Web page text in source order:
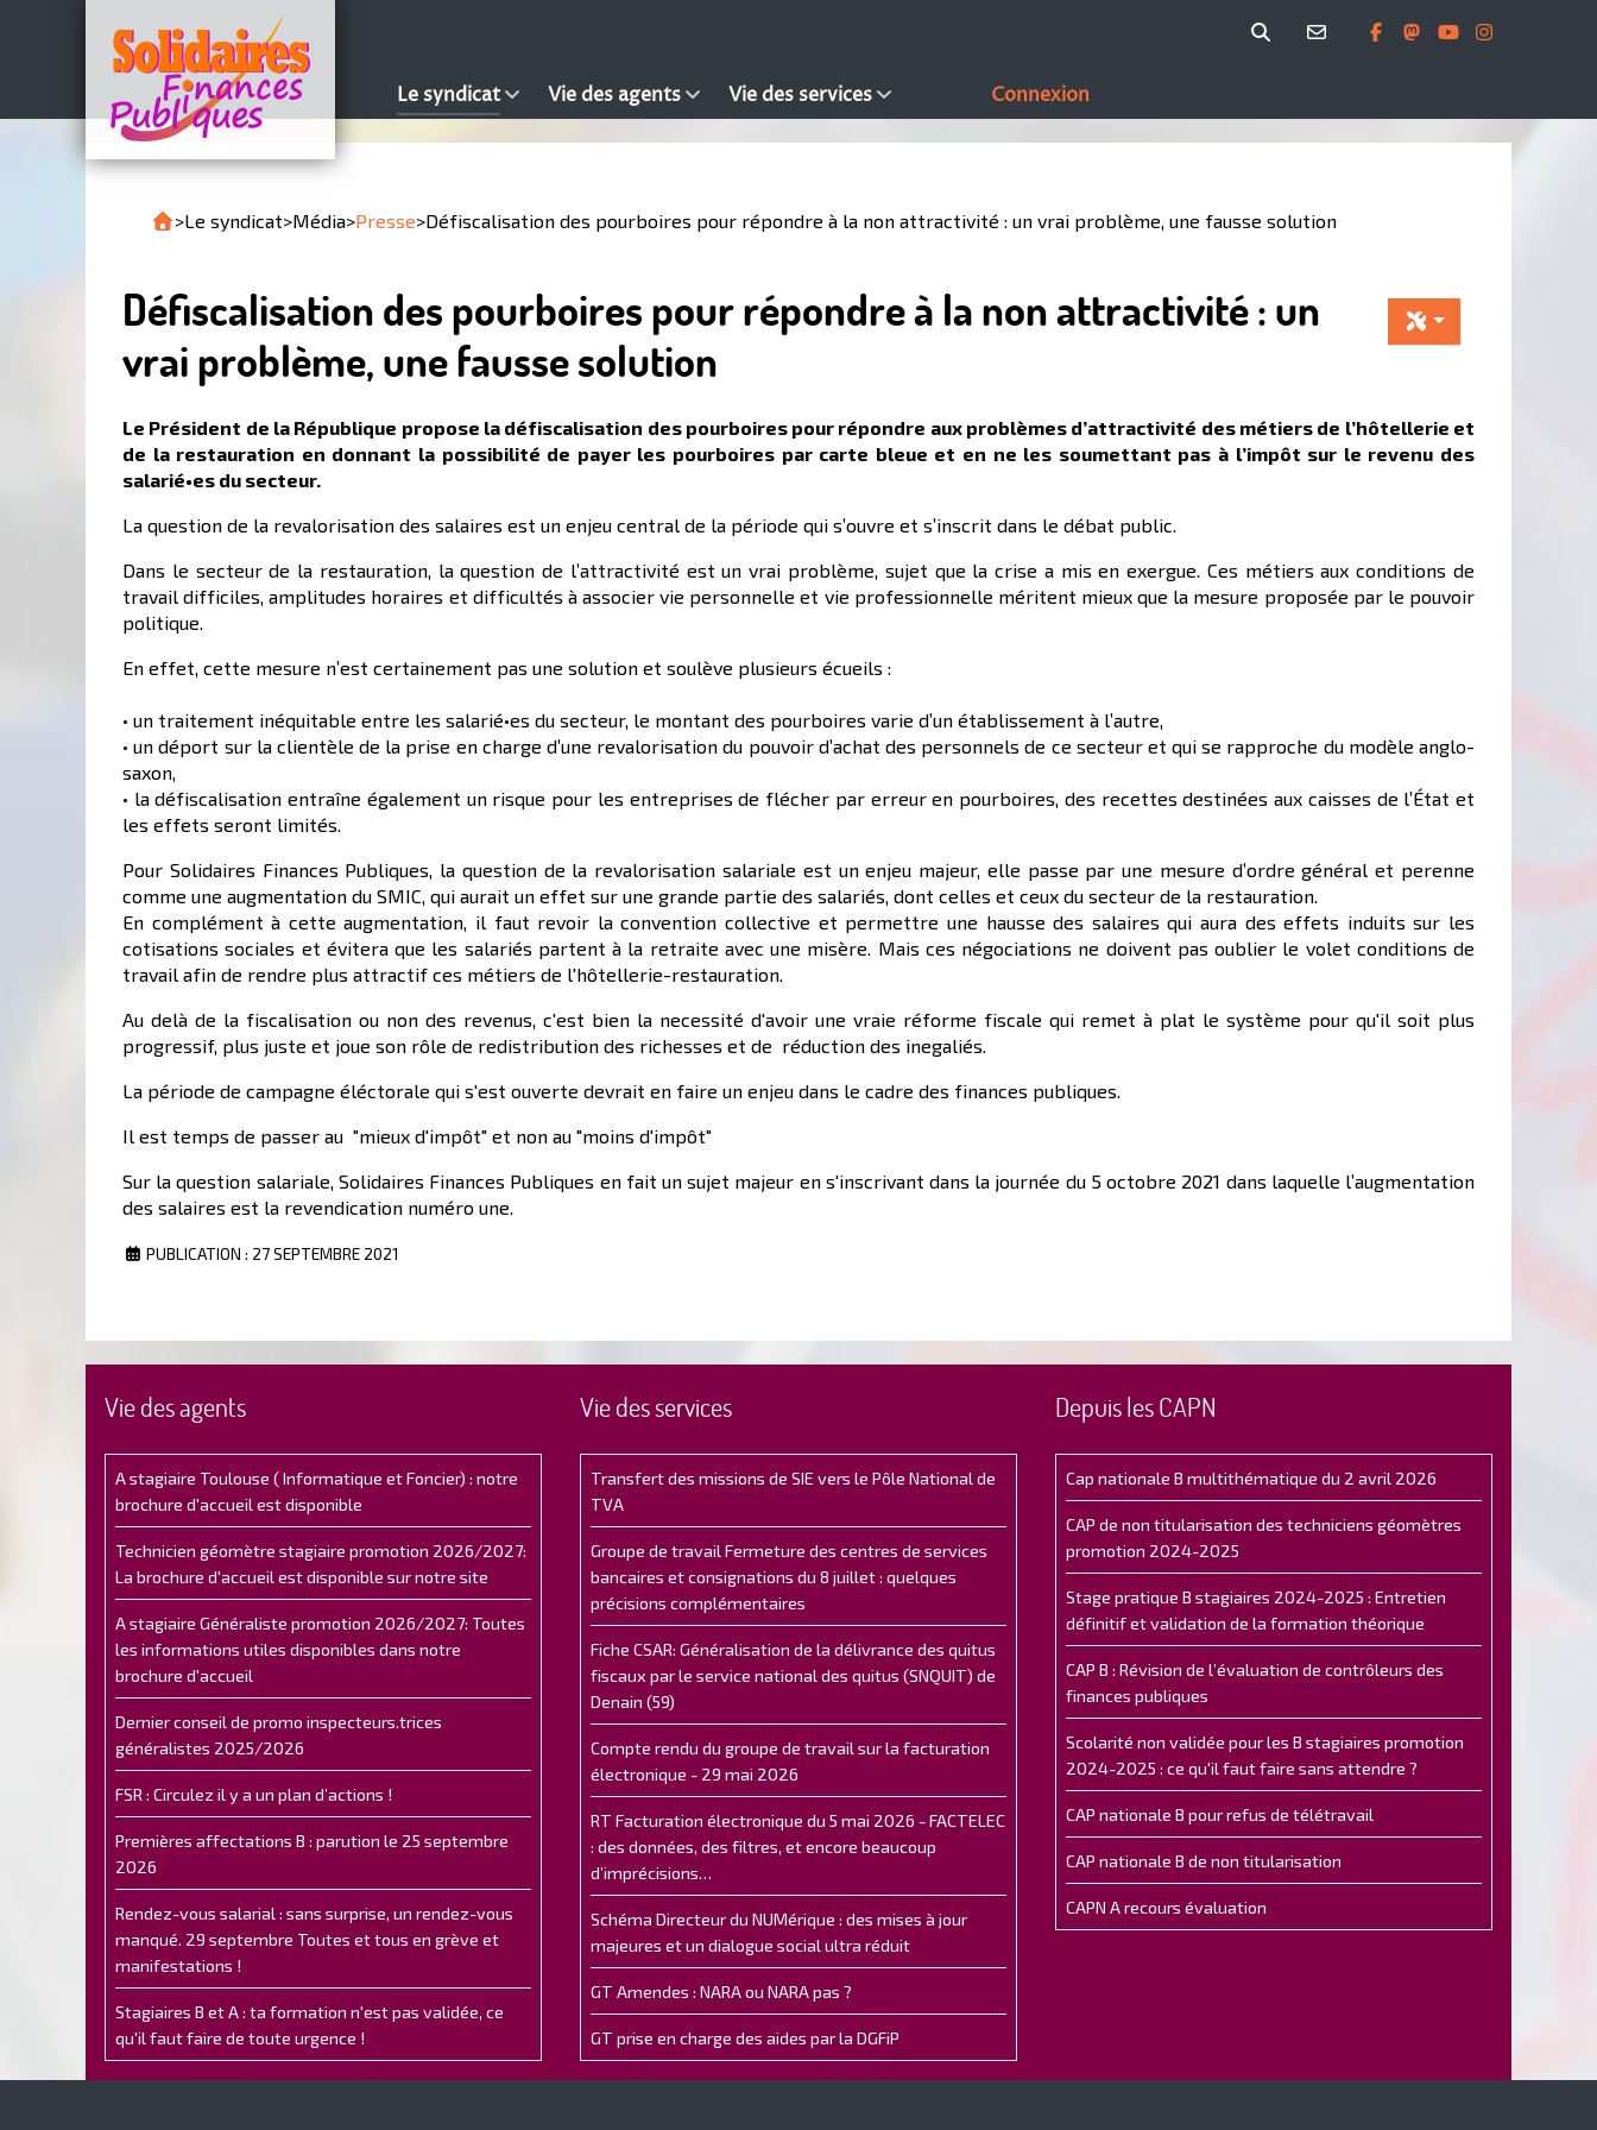
Le syndicat Vie des agents Vie des services Connexion
>Le syndicat>Média>Presse>Défiscalisation des pourboires pour répondre à la non attractivité : un vrai problème, une fausse solution
Défiscalisation des pourboires pour répondre à la non attractivité : un
vrai problème, une fausse solution
Le Président de la République propose la défiscalisation des pourboires pour répondre aux problèmes d’attractivité des métiers de l’hôtellerie et
de la restauration en donnant la possibilité de payer les pourboires par carte bleue et en ne les soumettant pas à l’impôt sur le revenu des
salarié•es du secteur.
La question de la revalorisation des salaires est un enjeu central de la période qui s’ouvre et s’inscrit dans le débat public.
Dans le secteur de la restauration, la question de l’attractivité est un vrai problème, sujet que la crise a mis en exergue. Ces métiers aux conditions de
travail difficiles, amplitudes horaires et difficultés à associer vie personnelle et vie professionnelle méritent mieux que la mesure proposée par le pouvoir
politique.
En effet, cette mesure n’est certainement pas une solution et soulève plusieurs écueils :
• un traitement inéquitable entre les salarié•es du secteur, le montant des pourboires varie d’un établissement à l’autre,
• un déport sur la clientèle de la prise en charge d’une revalorisation du pouvoir d’achat des personnels de ce secteur et qui se rapproche du modèle anglo-
saxon,
• la défiscalisation entraîne également un risque pour les entreprises de flécher par erreur en pourboires, des recettes destinées aux caisses de l’État et
les effets seront limités.
Pour Solidaires Finances Publiques, la question de la revalorisation salariale est un enjeu majeur, elle passe par une mesure d’ordre général et perenne
comme une augmentation du SMIC, qui aurait un effet sur une grande partie des salariés, dont celles et ceux du secteur de la restauration.
En complément à cette augmentation, il faut revoir la convention collective et permettre une hausse des salaires qui aura des effets induits sur les
cotisations sociales et évitera que les salariés partent à la retraite avec une misère. Mais ces négociations ne doivent pas oublier le volet conditions de
travail afin de rendre plus attractif ces métiers de l'hôtellerie-restauration.
Au delà de la fiscalisation ou non des revenus, c'est bien la necessité d'avoir une vraie réforme fiscale qui remet à plat le système pour qu'il soit plus
progressif, plus juste et joue son rôle de redistribution des richesses et de réduction des inegaliés.
La période de campagne éléctorale qui s'est ouverte devrait en faire un enjeu dans le cadre des finances publiques.
Il est temps de passer au "mieux d'impôt" et non au "moins d'impôt"
Sur la question salariale, Solidaires Finances Publiques en fait un sujet majeur en s'inscrivant dans la journée du 5 octobre 2021 dans laquelle l’augmentation
des salaires est la revendication numéro une.
PUBLICATION : 27 SEPTEMBRE 2021
Vie des agents
A stagiaire Toulouse ( Informatique et Foncier) : notre
brochure d'accueil est disponible
Technicien géomètre stagiaire promotion 2026/2027:
La brochure d'accueil est disponible sur notre site
A stagiaire Généraliste promotion 2026/2027: Toutes
les informations utiles disponibles dans notre
brochure d'accueil
Dernier conseil de promo inspecteurs.trices
généralistes 2025/2026
FSR : Circulez il y a un plan d’actions !
Premières affectations B : parution le 25 septembre
2026
Rendez-vous salarial : sans surprise, un rendez-vous
manqué. 29 septembre Toutes et tous en grève et
manifestations !
Stagiaires B et A : ta formation n'est pas validée, ce
qu'il faut faire de toute urgence !
Vie des services
Transfert des missions de SIE vers le Pôle National de
TVA
Groupe de travail Fermeture des centres de services
bancaires et consignations du 8 juillet : quelques
précisions complémentaires
Fiche CSAR: Généralisation de la délivrance des quitus
fiscaux par le service national des quitus (SNQUIT) de
Denain (59)
Compte rendu du groupe de travail sur la facturation
électronique - 29 mai 2026
RT Facturation électronique du 5 mai 2026 - FACTELEC
: des données, des filtres, et encore beaucoup
d’imprécisions…
Schéma Directeur du NUMérique : des mises à jour
majeures et un dialogue social ultra réduit
GT Amendes : NARA ou NARA pas ?
GT prise en charge des aides par la DGFiP
Depuis les CAPN
Cap nationale B multithématique du 2 avril 2026
CAP de non titularisation des techniciens géomètres
promotion 2024-2025
Stage pratique B stagiaires 2024-2025 : Entretien
définitif et validation de la formation théorique
CAP B : Révision de l’évaluation de contrôleurs des
finances publiques
Scolarité non validée pour les B stagiaires promotion
2024-2025 : ce qu'il faut faire sans attendre ?
CAP nationale B pour refus de télétravail
CAP nationale B de non titularisation
CAPN A recours évaluation